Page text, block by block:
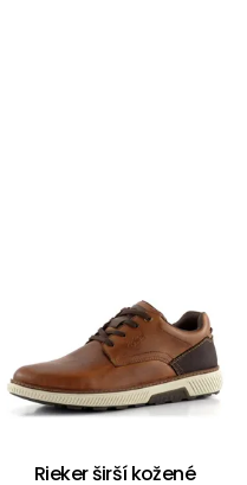
Rieker širší kožené